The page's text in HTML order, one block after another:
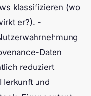
klassifizieren (wo
er?). -
Daten
reduziert
und